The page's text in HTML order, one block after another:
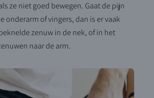
ze niet goed bewegen. Gaat de pijn
onderarm of vingers, dan is er vaak
zenuw in de nek, of in het
naar de arm.